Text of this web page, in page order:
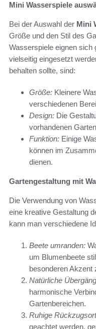
Mini Wasserspiele
Bei der Auswahl der Mini
Größe und den Stil des
Wasserspiele eignen sich
vielseitig eingesetzt
behalten sollte, sind:
Größe: Kleinere
verschiedenen
Design: Die
vorhandenen
Funktion: Einige
können im
dienen.
Gartengestaltung mit
Die Verwendung von
eine kreative Gestaltung
kann man verschiedene
Beete umranden:
um Blumenbeete
besonderen Akzent
Natürliche
harmonische
Gartenbereichen.
Ruhige
geachtet werden,